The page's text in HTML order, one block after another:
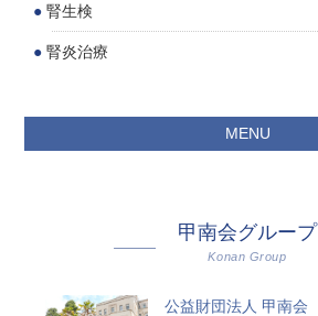
腎生検
腎炎治療
MENU
甲南会グループ
Konan Group
公益財団法人 甲南会